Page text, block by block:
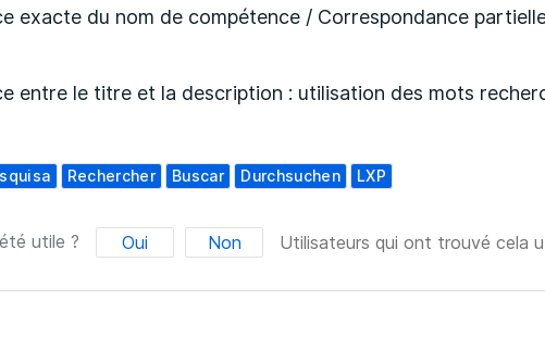
exacte du nom de compétence / Correspondance
entre le titre et la description : utilisation des mots
Rechercher Buscar Durchsuchen LXP
utile ? Oui Non Utilisateurs qui ont trouvé cela